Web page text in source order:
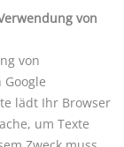
von
von
lädt Ihr Browser
um Texte